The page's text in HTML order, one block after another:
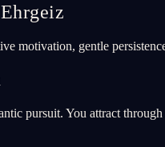
motivation, gentle
pursuit. You attract